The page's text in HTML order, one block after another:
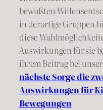
bewußten
in derartige Gruppen
diese
Auswirkungen für sie
ihrem Beitrag bei
nächste Sorge die
Auswirkungen für
Bewegungen